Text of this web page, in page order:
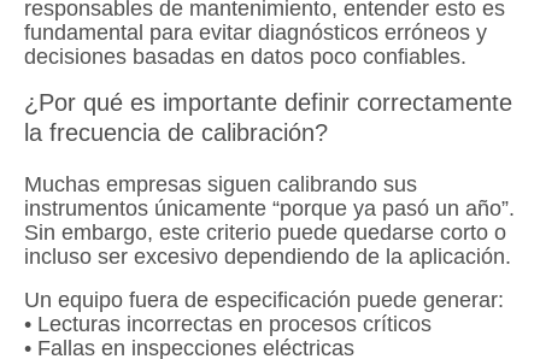
responsables de mantenimiento, entender esto es
fundamental para evitar diagnósticos erróneos y
decisiones basadas en datos poco confiables.
¿Por qué es importante definir correctamente
la frecuencia de calibración?
Muchas empresas siguen calibrando sus
instrumentos únicamente “porque ya pasó un año”.
Sin embargo, este criterio puede quedarse corto o
incluso ser excesivo dependiendo de la aplicación.
Un equipo fuera de especificación puede generar:
• Lecturas incorrectas en procesos críticos
• Fallas en inspecciones eléctricas